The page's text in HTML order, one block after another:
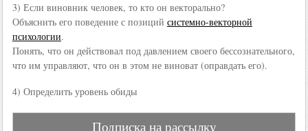
3) Если виновник человек, то кто он векторально?
Объяснить его поведение с позиций системно-векторной
психологии.
Понять, что он действовал под давлением своего бессознательного,
что им управляют, что он в этом не виноват (оправдать его).
4) Определить уровень обиды